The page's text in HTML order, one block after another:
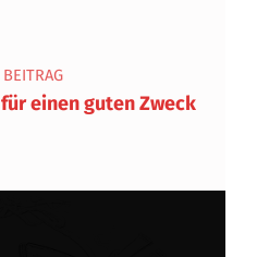
für einen guten Zweck